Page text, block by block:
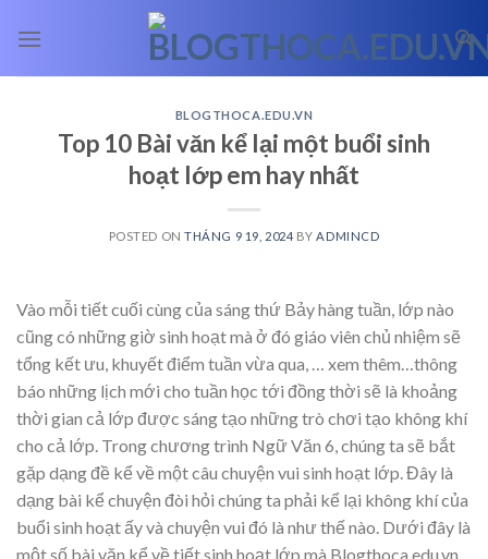
BLOGTHOCA.EDU.VN
Top 10 Bài văn kể lại một buổi sinh
hoạt lớp em hay nhất
POSTED ONTHÁNG 9 19, 2024 BY ADMINCD
Vào mỗi tiết cuối cùng của sáng thứ Bảy hàng tuần, lớp nào
cũng có những giờ sinh hoạt mà ở đó giáo viên chủ nhiệm sẽ
tổng kết ưu, khuyết điểm tuần vừa qua,
… xem thêm… thông
báo những lịch mới cho tuần học tới đồng thời sẽ là khoảng
thời gian cả lớp được sáng tạo những trò chơi tạo không khí
cho cả lớp. Trong chương trình Ngữ Văn 6, chúng ta sẽ bắt
gặp dạng đề kể về một câu chuyện vui sinh hoạt lớp. Đây là
dạng bài kể chuyện đòi hỏi chúng ta phải kể lại không khí của
buổi sinh hoạt ấy và chuyện vui đó là như thế nào. Dưới đây là
một số bài văn kể về tiết sinh hoạt lớp mà Blogthoca.edu.vn